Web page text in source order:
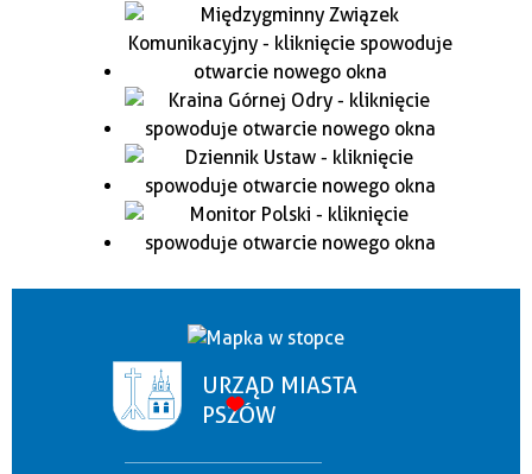
URZĄD MIASTA
PSZÓW